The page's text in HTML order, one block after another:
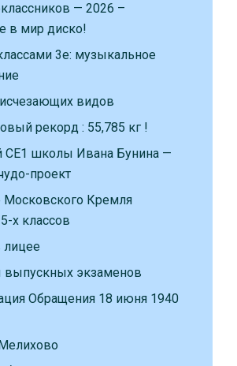
— 2026 –
в мир диско!
3е: музыкальное
видов
рекорд : 55,785 кг !
CE1 школы Ивана Бунина —
проект
Московского Кремля
х классов
лицее
выпускных экзаменов
Обращения 18 июня 1940